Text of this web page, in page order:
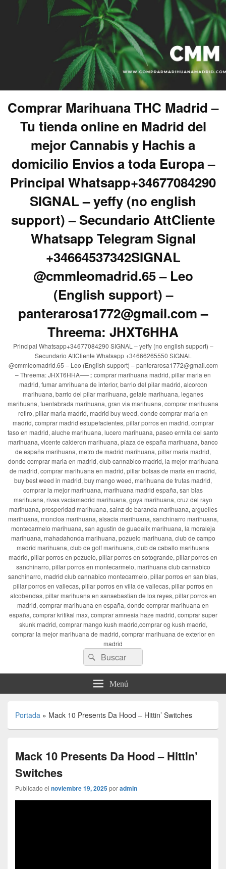
Comprar Marihuana THC Madrid –
Tu tienda online en Madrid del
mejor Cannabis y Hachis a
domicilio Envios a toda Europa –
Principal Whatsapp+34677084290
SIGNAL – yeffy (no english
support) – Secundario AttCliente
Whatsapp Telegram Signal
+34664537342SIGNAL
@cmmleomadrid.65 – Leo
(English support) –
panterarosa1772@gmail.com –
Threema: JHXT6HHA
Principal Whatsapp+34677084290 SIGNAL – yeffy (no english support) –
Secundario AttCliente Whatsapp +34666265550 SIGNAL
@cmmleomadrid.65 – Leo (English support) – panterarosa1772@gmail.com
– Threema: JHXT6HHA—–:: comprar marihuana madrid, pillar maria en
madrid, fumar amrihuana de interior, barrio del pilar madrid, alcorcon
marihuana, barrio del pilar marihuana, getafe marihuana, leganes
marihuana, fuenlabrada marihuana, gran via marihuana, comprar marihuana
retiro, pillar maria madrid, madrid buy weed, donde comprar maria en
madrid, comprar madrid estupefacientes, pillar porros en madrid, comprar
faso en madrid, aluche marihuana, lucero marihuana, paseo ermita del santo
marihuana, vicente calderon marihuana, plaza de españa marihuana, banco
de españa marihuana, metro de madrid marihuana, pillar maria madrid,
donde comprar maria en madrid, club cannabico madrid, la mejor marihuana
de madrid, comprar marihuana en madrid, pillar bolsas de maria en madrid,
buy best weed in madrid, buy mango weed, marihuana de frutas madrid,
comprar la mejor marihuana, marihuana madrid españa, san blas
marihuana, rivas vaciamadrid marihuana, goya marihuana, cruz del rayo
marihuana, prosperidad marihuana, sainz de baranda marihuana, arguelles
marihuana, moncloa marihuana, alsacia marihuana, sanchinarro marihuana,
montecarmelo marihuana, san agustin de guadalix marihuana, la moraleja
marihuana, mahadahonda marihuana, pozuelo marihuana, club de campo
madrid marihuana, club de golf marihuana, club de caballo marihuana
madrid, pillar porros en pozuelo, pillar porros en sotogrande, pillar porros en
sanchinarro, pillar porros en montecarmelo, marihuana club cannabico
sanchinarro, madrid club cannabico montecarmelo, pillar porros en san blas,
pillar porros en vallecas, pillar porros en villa de vallecas, pillar porros en
alcobendas, pillar marihuana en sansebastian de los reyes, pillar porros en
madrid, comprar marihuana en españa, donde comprar marihuana en
españa, comprar kritikal max, comprar amnesia haze madrid, comprar super
skunk madrid, comprar mango kush madrid,comprar og kush madrid,
comprar la mejor marihuana de madrid, comprar marihuana de exterior en
madrid
Buscar
por:
Buscar
Menú
Portada » Mack 10 Presents Da Hood – Hittin’ Switches
Mack 10 Presents Da Hood – Hittin’
Switches
Publicado el noviembre 19, 2025poradmin